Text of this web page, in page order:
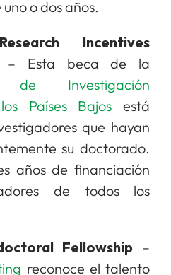
o dos años.
Incentives
– Esta beca de la
de Investigación
Países Bajos está
que hayan
su doctorado.
años de financiación
de todos los
Fellowship –
reconoce el talento